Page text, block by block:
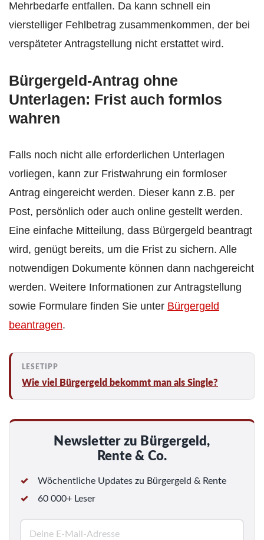
Mehrbedarfe entfallen. Da kann schnell ein
vierstelliger Fehlbetrag zusammenkommen, der bei
verspäteter Antragstellung nicht erstattet wird.
Bürgergeld-Antrag ohne
Unterlagen: Frist auch formlos
wahren
Falls noch nicht alle erforderlichen Unterlagen
vorliegen, kann zur Fristwahrung ein formloser
Antrag eingereicht werden. Dieser kann z.B. per
Post, persönlich oder auch online gestellt werden.
Eine einfache Mitteilung, dass Bürgergeld beantragt
wird, genügt bereits, um die Frist zu sichern. Alle
notwendigen Dokumente können dann nachgereicht
werden. Weitere Informationen zur Antragstellung
sowie Formulare finden Sie unter Bürgergeld
beantragen.
Wie viel Bürgergeld bekommt man als Single?
Newsletter zu Bürgergeld,
Rente & Co.
Wöchentliche Updates zu Bürgergeld & Rente
60 000+ Leser